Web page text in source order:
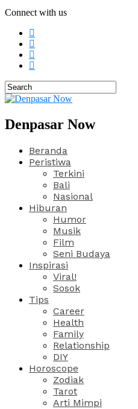
Connect with us
Denpasar Now
Beranda
Peristiwa
Terkini
Bali
Nasional
Hiburan
Humor
Musik
Film
Seni Budaya
Inspirasi
Viral!
Sosok
Tips
Career
Health
Family
Relationship
DIY
Horoscope
Zodiak
Tarot
Arti Mimpi